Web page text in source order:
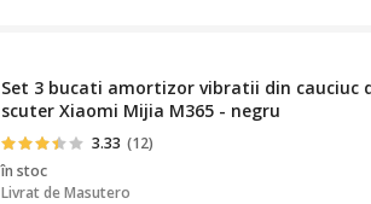
Set 3 bucati amortizor vibratii din cauciuc
scuter Xiaomi Mijia M365 - negru
3.33 (12)
în stoc
Livrat deMasutero